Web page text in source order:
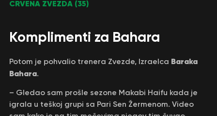
CRVENA ZVEZDA (35)
Komplimenti za Bahara
Potom je pohvalio trenera Zvezde, Izraelca Baraka
Bahara.
– Gledao sam prošle sezone Makabi Haifu kada je
igrala u teškoj grupi sa Pari Sen Žermenom. Video